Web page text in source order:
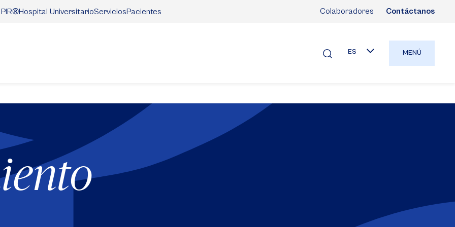
®Hospital UniversitarioServiciosPacientes Colaboradores Contáctanos
ES MENÚ